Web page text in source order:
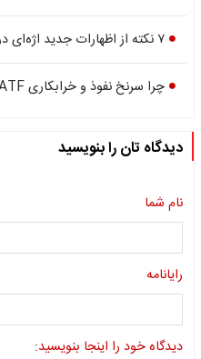
۷ نکته از اظهارات جدید اژه‌ای درباره موضوعات جنجالی
چرا سرنخ نفوذ و خرابکاری FATF در بازار ارز دنبال نمی‌شود؟!
دیدگاه تان را بنویسید
نام شما
رایانامه
دیدگاه خود را اینجا بنویسید: